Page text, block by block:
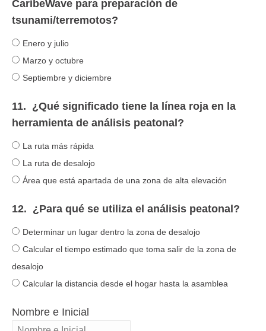
CaribeWave para preparación de
tsunami/terremotos?
Enero y julio
Marzo y octubre
Septiembre y diciembre
11. ¿Qué significado tiene la línea roja en la
herramienta de análisis peatonal?
La ruta más rápida
La ruta de desalojo
Área que está apartada de una zona de alta elevación
12. ¿Para qué se utiliza el análisis peatonal?
Determinar un lugar dentro la zona de desalojo
Calcular el tiempo estimado que toma salir de la zona de
desalojo
Calcular la distancia desde el hogar hasta la asamblea
Nombre e Inicial